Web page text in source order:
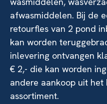
afwasmiddelen. Bij de
retourfles van 2 pond
kan worden
inlevering ontvangen
€ 2,- die kan worden
andere aankoop uit het
assortiment.